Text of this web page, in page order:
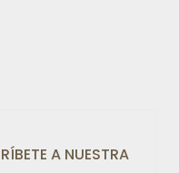
A NUESTRA